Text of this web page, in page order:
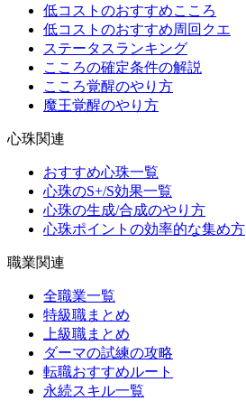
低コストのおすすめこころ
低コストのおすすめ周回クエ
ステータスランキング
こころの確定条件の解説
こころ覚醒のやり方
魔王覚醒のやり方
心珠関連
おすすめ心珠一覧
心珠のS+/S効果一覧
心珠の生成/合成のやり方
心珠ポイントの効率的な集め方
職業関連
全職業一覧
特級職まとめ
上級職まとめ
ダーマの試練の攻略
転職おすすめルート
永続スキル一覧